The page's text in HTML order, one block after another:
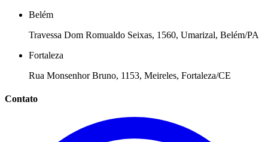
Belém
Travessa Dom Romualdo Seixas, 1560, Umarizal, Belém/PA
Fortaleza
Rua Monsenhor Bruno, 1153, Meireles, Fortaleza/CE
Contato